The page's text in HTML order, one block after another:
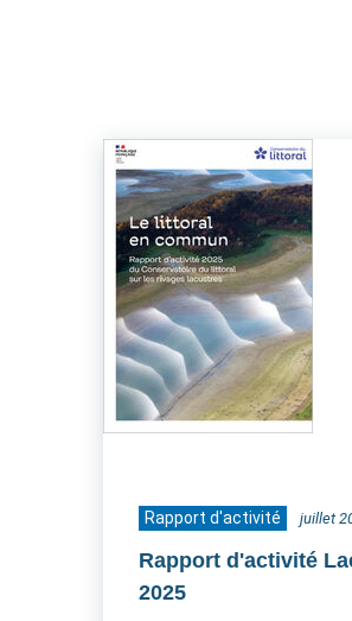
Rapport d'activité juillet
Rapport d'activité
2025